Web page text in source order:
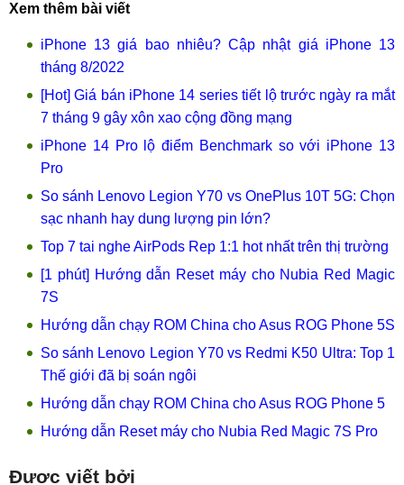
Xem thêm bài viết
iPhone 13 giá bao nhiêu? Cập nhật giá iPhone 13
tháng 8/2022
[Hot] Giá bán iPhone 14 series tiết lộ trước ngày ra mắt
7 tháng 9 gây xôn xao cộng đồng mạng
iPhone 14 Pro lộ điểm Benchmark so với iPhone 13
Pro
So sánh Lenovo Legion Y70 vs OnePlus 10T 5G: Chọn
sạc nhanh hay dung lượng pin lớn?
Top 7 tai nghe AirPods Rep 1:1 hot nhất trên thị trường
[1 phút] Hướng dẫn Reset máy cho Nubia Red Magic
7S
Hướng dẫn chạy ROM China cho Asus ROG Phone 5S
So sánh Lenovo Legion Y70 vs Redmi K50 Ultra: Top 1
Thế giới đã bị soán ngôi
Hướng dẫn chạy ROM China cho Asus ROG Phone 5
Hướng dẫn Reset máy cho Nubia Red Magic 7S Pro
Được viết bởi